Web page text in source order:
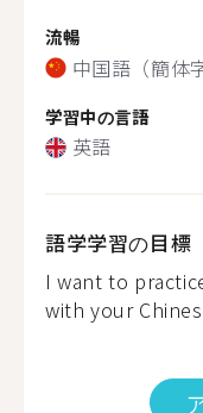
流暢
中国語（簡体
学習中の言語
英語
語学学習の目標
I want to
with your